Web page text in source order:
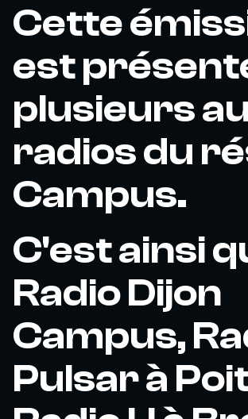
Cette
est
plusieurs
radios du
Campus.
C'est ainsi
Radio Dijon
Campus,
Pulsar à